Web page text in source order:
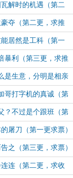
求推荐）
解时的机遇（第二
求推荐）
夺（第二更，求推
居然是工科（第一
求推荐）
暴利（第三更，求推
是生意，分明是相亲
收藏）
哥打字机的真诚（第
，求收藏）
？不过是个跟班（第
，求收藏）
屠刀（第一更求票）
之（第三更，求票）
连（第二更，求收